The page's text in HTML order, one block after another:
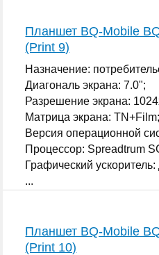
Планшет BQ-Mobile
(Print 9)
Назначение:
Диагональ экрана: 7.0";
Разрешение экрана:
Матрица экрана: TN+Film;
Версия операционной
Процессор: Spreadtrum
Графический
...
Планшет BQ-Mobile
(Print 10)